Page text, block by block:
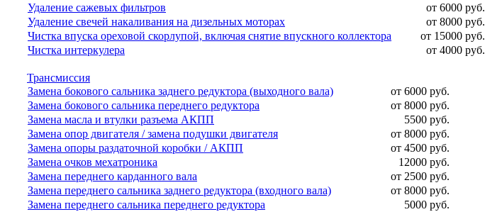
Удаление сажевых фильтров
от 6000 руб.
Удаление свечей накаливания на дизельных моторах
от 8000 руб.
Чистка впуска ореховой скорлупой, включая снятие впускного коллектора
от 15000 руб.
Чистка интеркулера
от 4000 руб.
Трансмиссия
Замена бокового сальника заднего редуктора (выходного вала)
от 6000 руб.
Замена бокового сальника переднего редуктора
от 8000 руб.
Замена масла и втулки разъема АКПП
5500 руб.
Замена опор двигателя / замена подушки двигателя
от 8000 руб.
Замена опоры раздаточной коробки / АКПП
от 4500 руб.
Замена очков мехатроника
12000 руб.
Замена переднего карданного вала
от 2500 руб.
Замена переднего сальника заднего редуктора (входного вала)
от 8000 руб.
Замена переднего сальника переднего редуктора
5000 руб.